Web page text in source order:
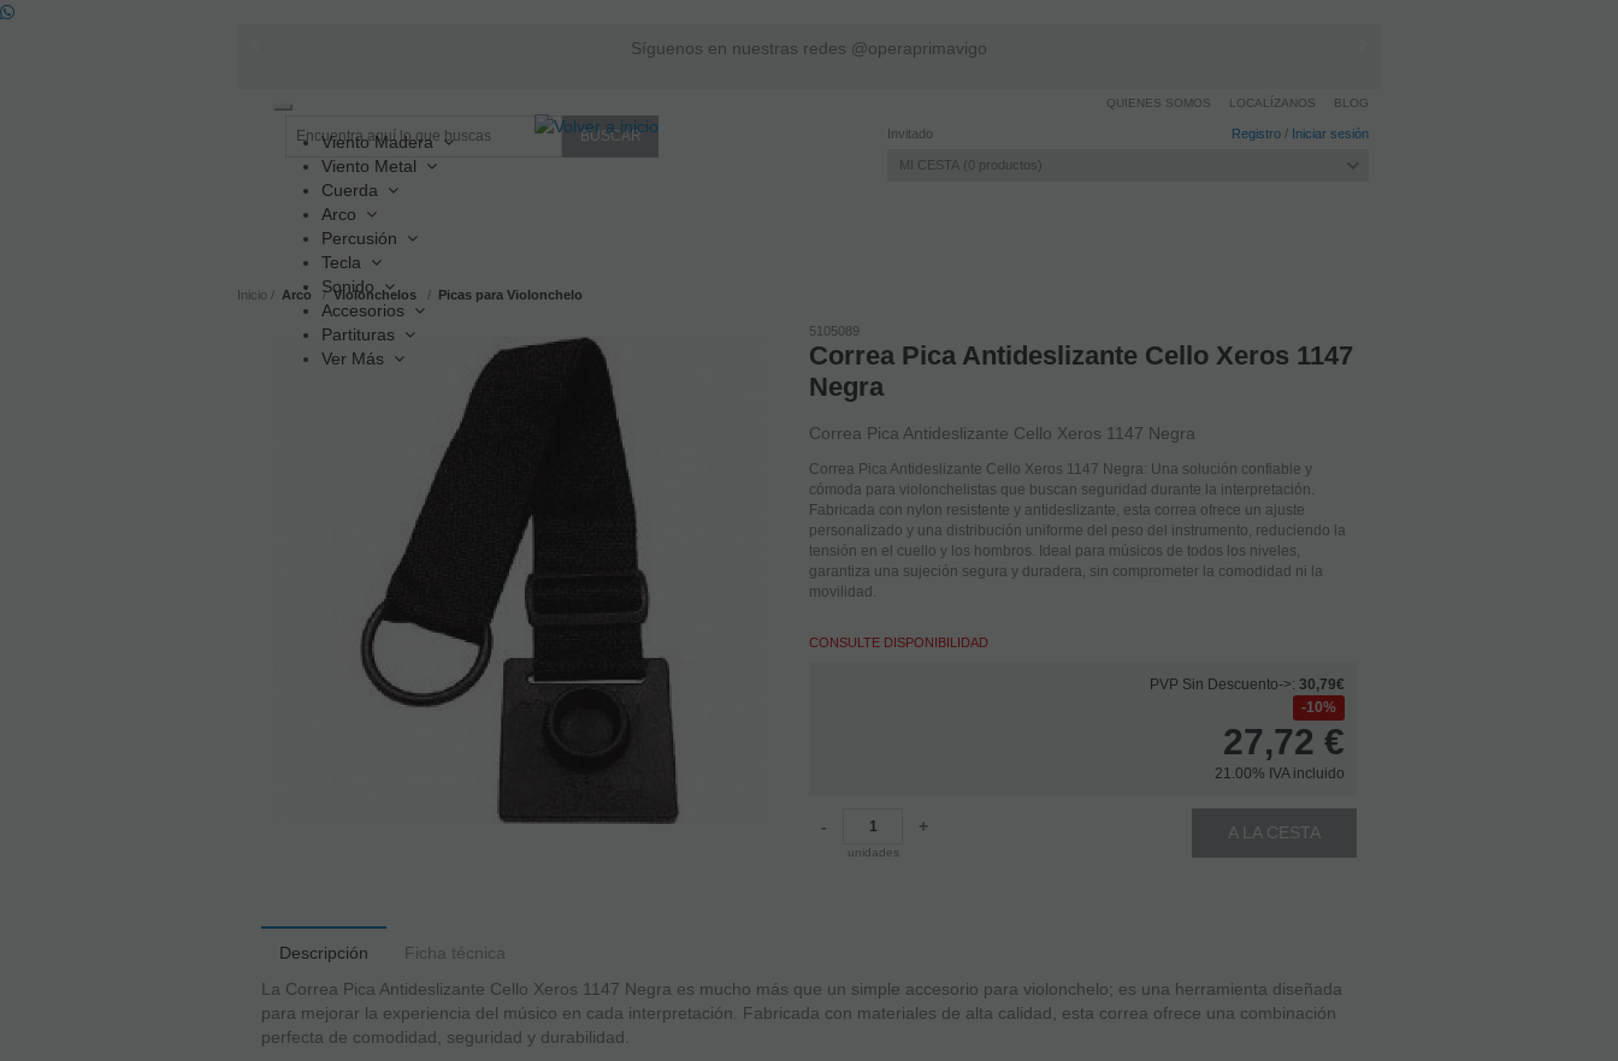
Síguenos en nuestras redes @operaprimavigo
Invitado Registro / Iniciar sesión
MI CESTA 0 productos
QUIENES SOMOS LOCALÍZANOS BLOG
navigation
Viento Madera
Viento Metal
Cuerda
Arco
Percusión
Tecla
Sonido
Accesorios
Partituras
Ver Más
Inicio Arco Violonchelos Picas para Violonchelo
5105089
Correa Pica Antideslizante Cello Xeros 1147
Negra
Correa Pica Antideslizante Cello Xeros 1147 Negra
Correa Pica Antideslizante Cello Xeros 1147 Negra: Una solución confiable y
cómoda para violonchelistas que buscan seguridad durante la interpretación.
Fabricada con nylon resistente y antideslizante, esta correa ofrece un ajuste
personalizado y una distribución uniforme del peso del instrumento, reduciendo la
tensión en el cuello y los hombros. Ideal para músicos de todos los niveles,
garantiza una sujeción segura y duradera, sin comprometer la comodidad ni la
movilidad.
CONSULTE DISPONIBILIDAD
PVP Sin Descuento->: 30,79€
10%
27,72 €
21.00% IVA incluido
-
unidades
+ A LA CESTA
Descripción
Ficha técnica
La Correa Pica Antideslizante Cello Xeros 1147 Negra es mucho más que un simple accesorio para violonchelo; es una herramienta diseñada
para mejorar la experiencia del músico en cada interpretación. Fabricada con materiales de alta calidad, esta correa ofrece una combinación
perfecta de comodidad, seguridad y durabilidad.